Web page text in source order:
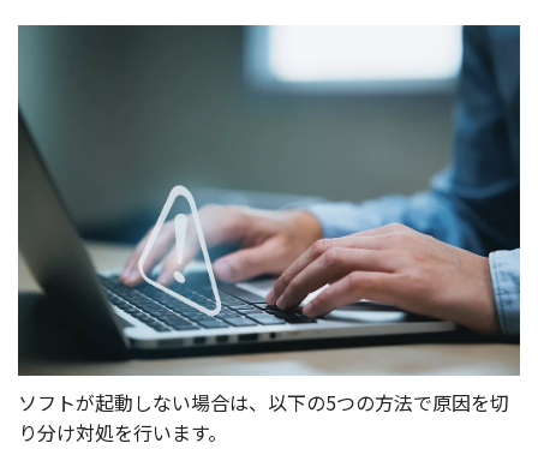
ソフトが起動しない場合は、 以下の5つの方法で原因を切
り分け対処を行います。